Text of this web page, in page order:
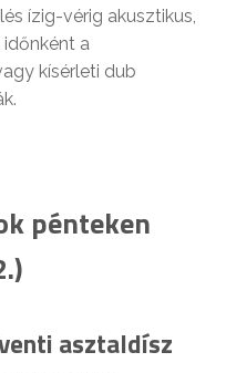
ízig-vérig akusztikus,
a
kísérleti dub
pénteken
asztaldísz